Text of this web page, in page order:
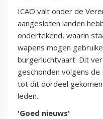
ICAO valt onder de
aangesloten landen
ondertekend, waarin
wapens mogen
burgerluchtvaart. Dit
geschonden volgens de
tot dit oordeel
leden.
'Goed nieuws'